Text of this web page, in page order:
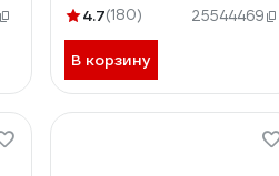
(примерно 711 шт) 123526
4.7(180) 25544469
В корзину